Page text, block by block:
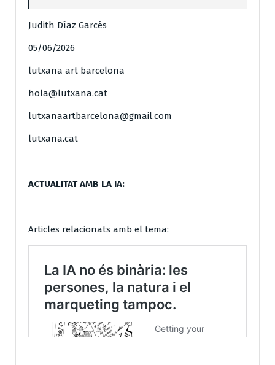
Judith Díaz Garcés
05/06/2026
lutxana art barcelona
hola@lutxana.cat
lutxanaartbarcelona@gmail.com
lutxana.cat
ACTUALITAT AMB LA IA:
Articles relacionats amb el tema: